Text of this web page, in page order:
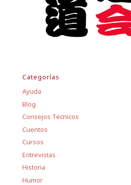
Categorías
Ayuda
Blog
Consejos Tecnicos
Cuentos
Cursos
Entrevistas
Historia
Humor